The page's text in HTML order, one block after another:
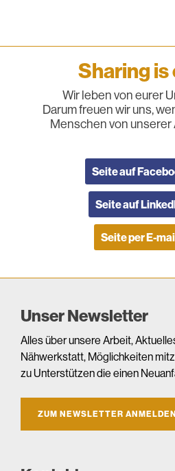
Sharing is
Wir leben von eurer
Darum freuen wir uns,
Menschen von
Seite auf
Seite auf
Seite per E-
Unser Newsletter
Alles über unsere Arbeit,
Nähwerkstatt, Möglichkeiten
zu Unterstützen die einen
ZUM NEWSLETTER ANMELDEN